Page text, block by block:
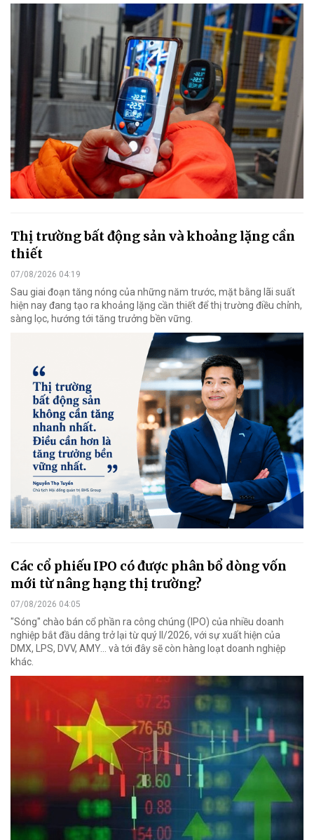
Thị trường bất động sản và khoảng lặng cần
thiết
07/08/2026 04:19
Sau giai đoạn tăng nóng của những năm trước, mặt bằng lãi suất
hiện nay đang tạo ra khoảng lặng cần thiết để thị trường điều chỉnh,
sàng lọc, hướng tới tăng trưởng bền vững.
Các cổ phiếu IPO có được phân bổ dòng vốn
mới từ nâng hạng thị trường?
07/08/2026 04:05
"Sóng" chào bán cổ phần ra công chúng (IPO) của nhiều doanh
nghiệp bắt đầu dâng trở lại từ quý II/2026, với sự xuất hiện của
DMX, LPS, DVV, AMY... và tới đây sẽ còn hàng loạt doanh nghiệp
khác.